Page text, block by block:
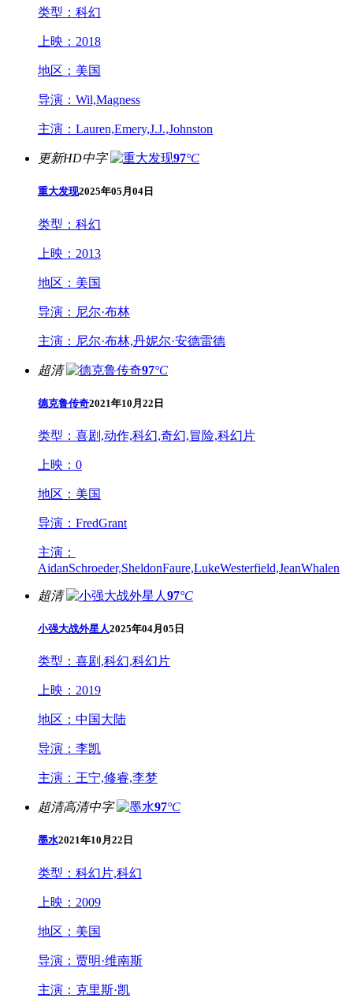
类型： 科幻
上映： 2018
地区： 美国
导演： Wil,Magness
主演： Lauren,Emery,J.J.,Johnston
更新HD中字 97°C
重大发现2025年05月04日
类型： 科幻
上映： 2013
地区： 美国
导演： 尼尔·布林
主演： 尼尔·布林,丹妮尔·安德雷德
超清 97°C
德克鲁传奇2021年10月22日
类型： 喜剧,动作,科幻,奇幻,冒险,科幻片
上映： 0
地区： 美国
导演： FredGrant
主演：
AidanSchroeder,SheldonFaure,LukeWesterfield,JeanWhalen
超清 97°C
小强大战外星人2025年04月05日
类型： 喜剧,科幻,科幻片
上映： 2019
地区： 中国大陆
导演： 李凯
主演： 王宁,修睿,李梦
超清高清中字 97°C
墨水2021年10月22日
类型： 科幻片,科幻
上映： 2009
地区： 美国
导演： 贾明·维南斯
主演： 克里斯·凯